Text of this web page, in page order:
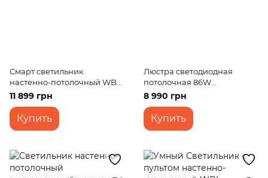
Смарт светильник
настенно-потолочный WBL-
30C/420W RM
11 899 грн
Купить
Люстра светодиодная
потолочная 86W
WW+NW+CW BK (WBL-
8 990 грн
Купить